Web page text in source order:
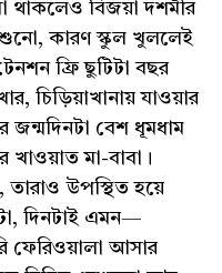
বিজয়া দশমীর
কারণ স্কুল খুললেই
ফ্রি ছুটিটা বছর
চিড়িয়াখানায় যাওয়ার
বেশ ধূমধাম
খাওয়াত মা-বাবা।
তারাও উপস্থিত হয়ে
দিনটাই এমন—
ফেরিওয়ালা আসার